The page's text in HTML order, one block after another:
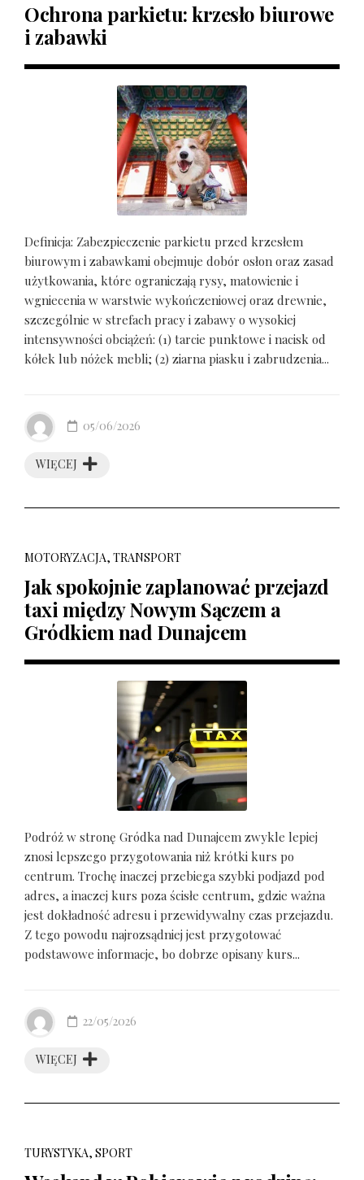
Ochrona parkietu: krzesło biurowe
i zabawki
Definicja: Zabezpieczenie parkietu przed krzesłem
biurowym i zabawkami obejmuje dobór osłon oraz zasad
użytkowania, które ograniczają rysy, matowienie i
wgniecenia w warstwie wykończeniowej oraz drewnie,
szczególnie w strefach pracy i zabawy o wysokiej
intensywności obciążeń: (1) tarcie punktowe i nacisk od
kółek lub nóżek mebli; (2) ziarna piasku i zabrudzenia...
WIĘCEJ
05/06/2026
MOTORYZACJA, TRANSPORT
Jak spokojnie zaplanować przejazd
taxi między Nowym Sączem a
Gródkiem nad Dunajcem
Podróż w stronę Gródka nad Dunajcem zwykle lepiej
znosi lepszego przygotowania niż krótki kurs po
centrum. Trochę inaczej przebiega szybki podjazd pod
adres, a inaczej kurs poza ścisłe centrum, gdzie ważna
jest dokładność adresu i przewidywalny czas przejazdu.
Z tego powodu najrozsądniej jest przygotować
podstawowe informacje, bo dobrze opisany kurs...
WIĘCEJ
22/05/2026
TURYSTYKA, SPORT